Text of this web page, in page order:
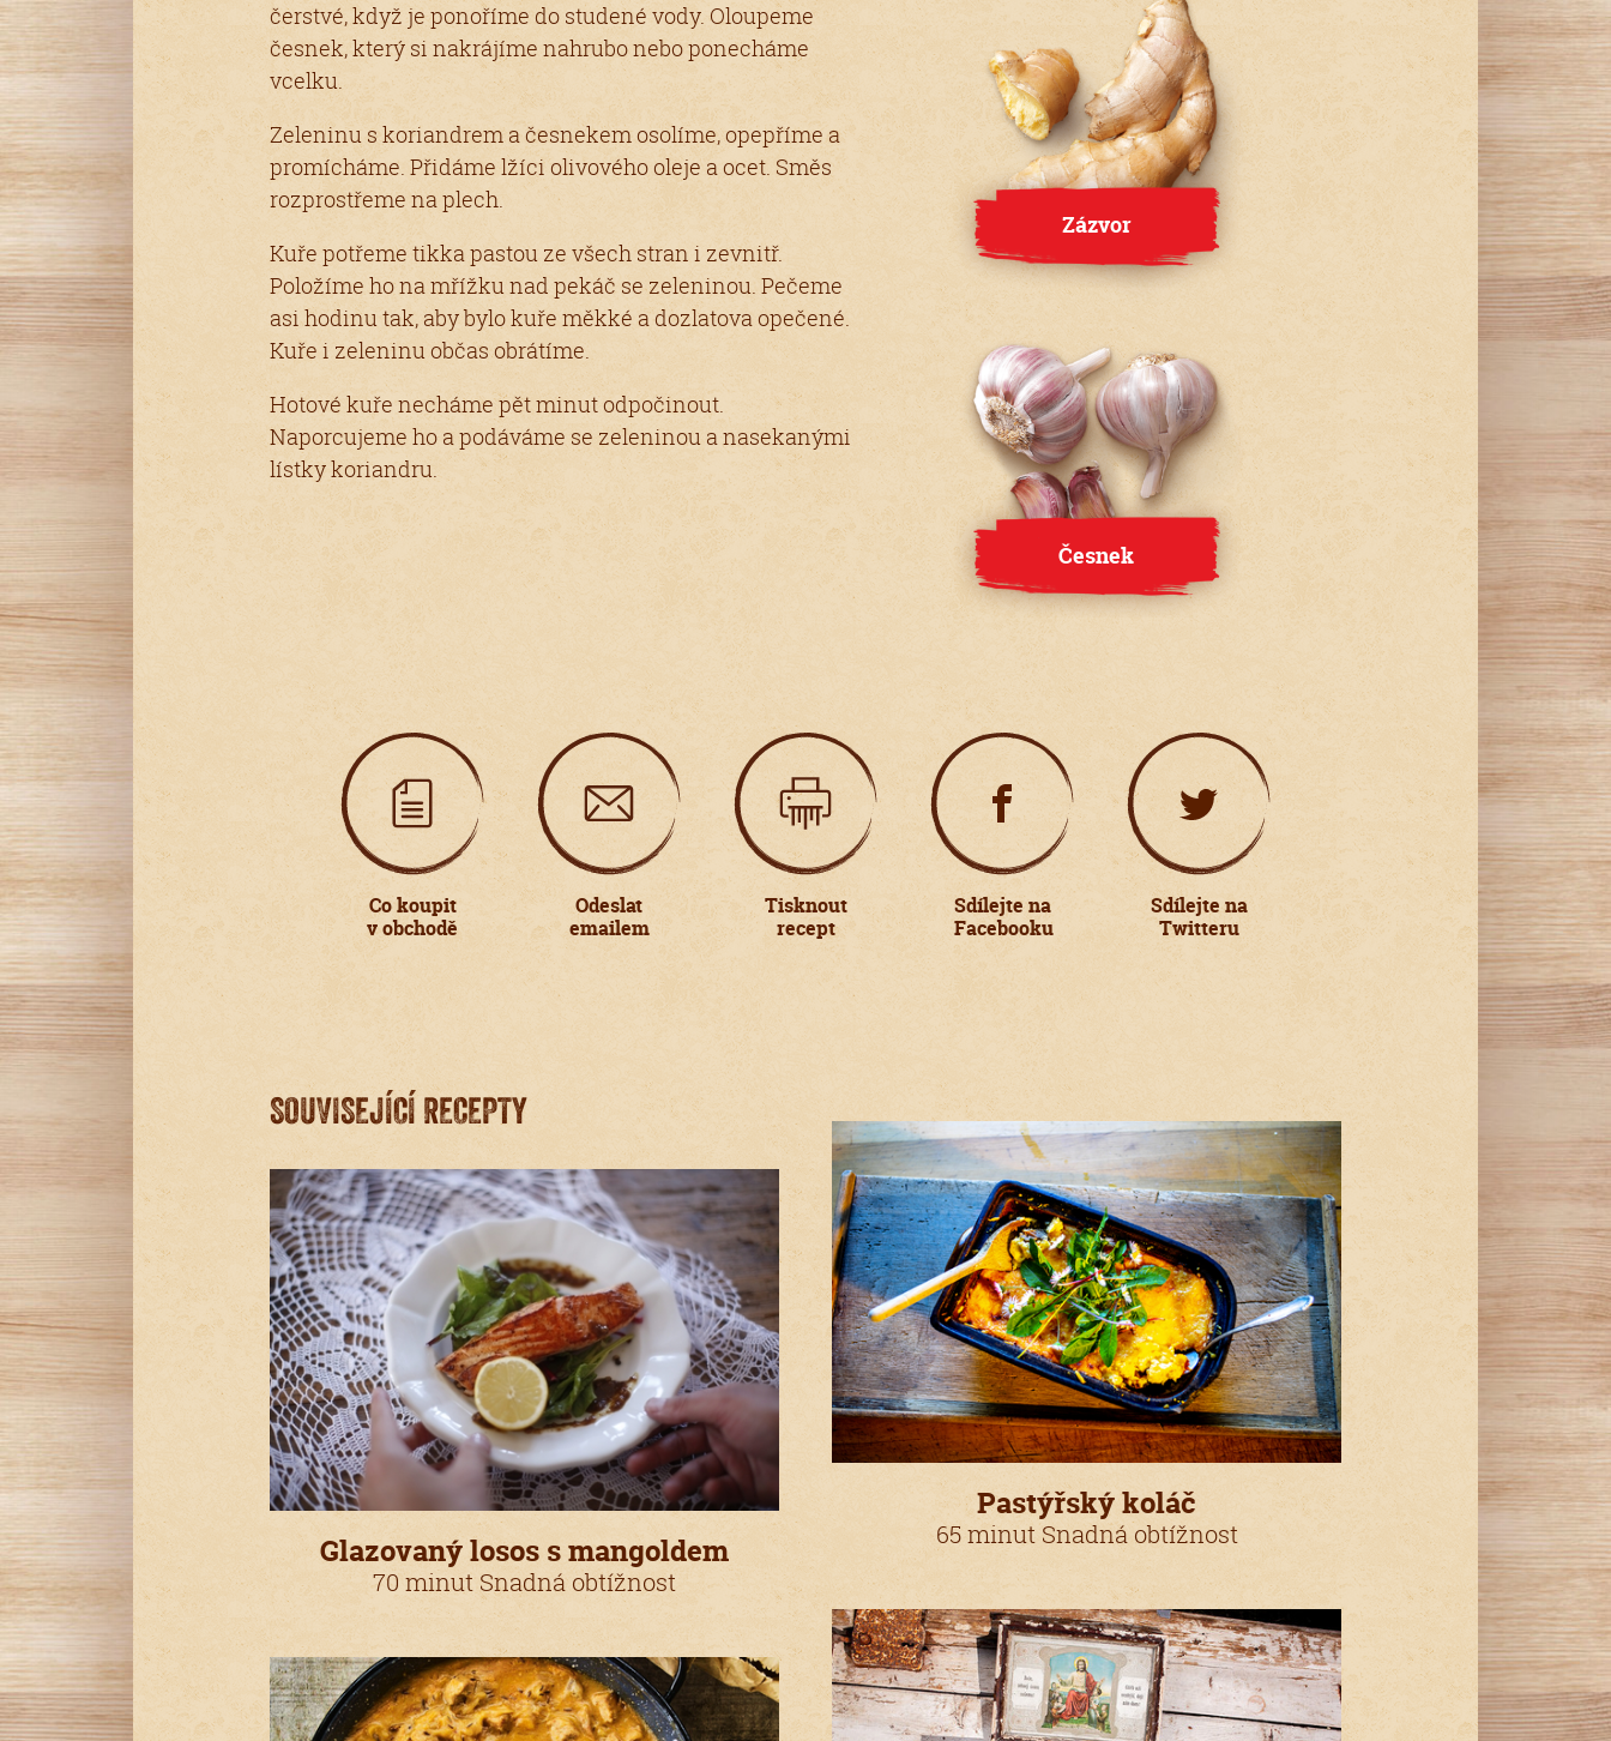
čerstvé, když je ponoříme do studené vody. Oloupeme
česnek, který si nakrájíme nahrubo nebo ponecháme
vcelku.
Zeleninu s koriandrem a česnekem osolíme, opepříme a
promícháme. Přidáme lžíci olivového oleje a ocet. Směs
rozprostřeme na plech.
Kuře potřeme tikka pastou ze všech stran i zevnitř.
Položíme ho na mřížku nad pekáč se zeleninou. Pečeme
asi hodinu tak, aby bylo kuře měkké a dozlatova opečené.
Kuře i zeleninu občas obrátíme.
Hotové kuře necháme pět minut odpočinout.
Naporcujeme ho a podáváme se zeleninou a nasekanými
lístky koriandru.
Zázvor
Česnek
Co koupit
v obchodě
Odeslat
emailem
Tisknout
recept
Sdílejte na
Facebooku
Sdílejte na
Twitteru
SOUVISEJÍCÍ RECEPTY
Glazovaný losos s mangoldem
70 minut Snadná obtížnost
Pastýřský koláč
65 minut Snadná obtížnost